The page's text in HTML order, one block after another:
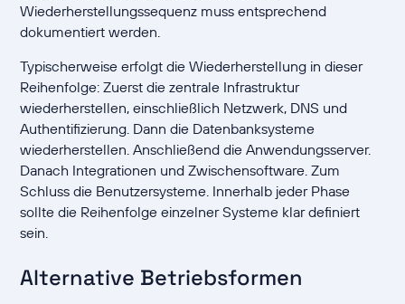
Wiederherstellungssequenz muss entsprechend
dokumentiert werden.
Typischerweise erfolgt die Wiederherstellung in dieser
Reihenfolge: Zuerst die zentrale Infrastruktur
wiederherstellen, einschließlich Netzwerk, DNS und
Authentifizierung. Dann die Datenbanksysteme
wiederherstellen. Anschließend die Anwendungsserver.
Danach Integrationen und Zwischensoftware. Zum
Schluss die Benutzersysteme. Innerhalb jeder Phase
sollte die Reihenfolge einzelner Systeme klar definiert
sein.
Alternative Betriebsformen